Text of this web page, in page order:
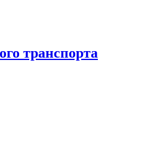
транспорта